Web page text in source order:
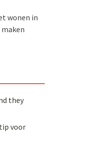
wonen in
they
voor